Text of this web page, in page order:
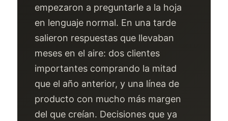
empezaron a preguntarle a la hoja
en lenguaje normal. En una tarde
salieron respuestas que llevaban
meses en el aire: dos clientes
importantes comprando la mitad
que el año anterior, y una línea de
producto con mucho más margen
del que creían. Decisiones que ya